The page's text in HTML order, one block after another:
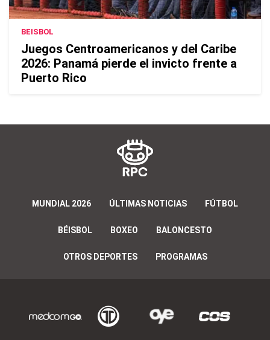
BEISBOL
Juegos Centroamericanos y del Caribe
2026: Panamá pierde el invicto frente a
Puerto Rico
MUNDIAL 2026 ÚLTIMAS NOTICIAS FÚTBOL
BÉISBOL BOXEO BALONCESTO
OTROS DEPORTES PROGRAMAS